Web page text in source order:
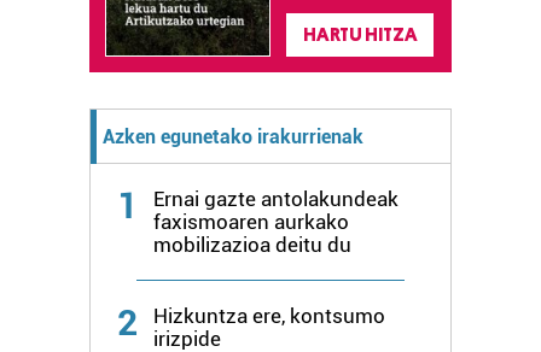
HARTU HITZA
Azken egunetako irakurrienak
1
Ernai gazte antolakundeak
faxismoaren aurkako
mobilizazioa deitu du
2
Hizkuntza ere, kontsumo
irizpide